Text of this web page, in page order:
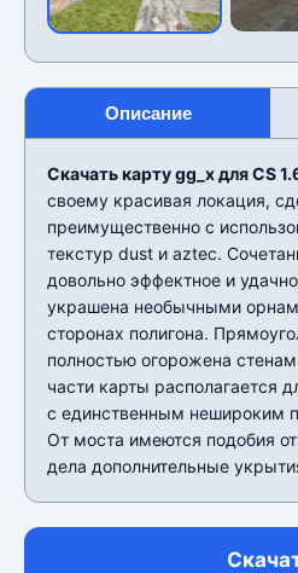
Описание
Скачать карту gg_x для CS
своему красивая локация,
преимущественно с
текстур dust и aztec.
довольно эффектное и
украшена необычными
сторонах полигона.
полностью огорожена
части карты располагается
с единственным нешироким
От моста имеются подобия
дела дополнительные